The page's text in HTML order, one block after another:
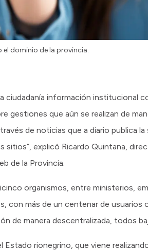
dominio de la provincia.
ciudadanía información institucional
gestiones que aún se realizan de
de noticias que a diario publica
explicó Ricardo Quintana,
de la Provincia.
organismos, entre ministerios,
con más de un centenar de usuarios
de manera descentralizada, todos
rionegrino, que viene